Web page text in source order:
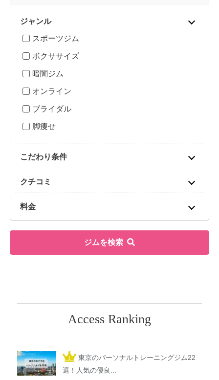
ジャンル
スポーツジム
ボクササイズ
暗闇ジム
オンライン
ブライダル
脚痩せ
こだわり条件
クチコミ
料金
ジムを検索
Access Ranking
東京のパーソナルトレーニングジム22
選！人気の優良...